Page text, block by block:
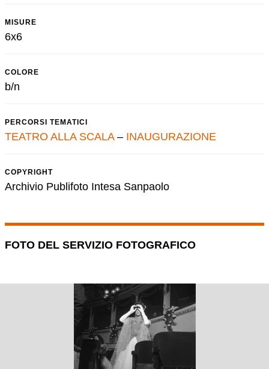
MISURE
6x6
COLORE
b/n
PERCORSI TEMATICI
TEATRO ALLA SCALA– INAUGURAZIONE
COPYRIGHT
Archivio Publifoto Intesa Sanpaolo
FOTO DEL SERVIZIO FOTOGRAFICO